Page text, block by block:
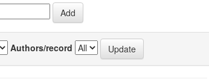
Authors/record